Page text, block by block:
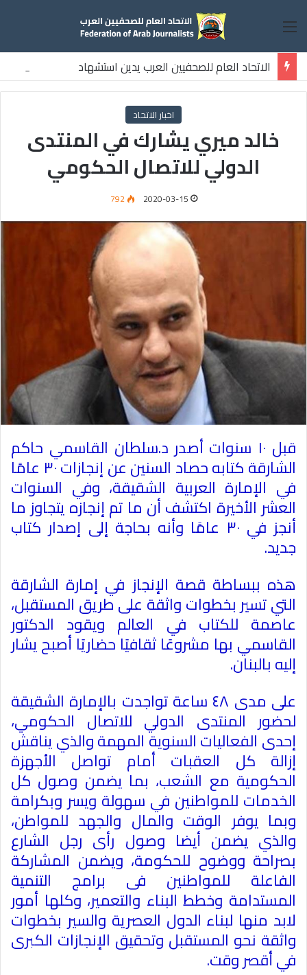
القائمة
الاتحاد العام للصحفيين العرب يدين استشهاد
ثلاثة صحفيين فلسطينيين باستهداف إسرائيلي وسط قطاع غزة
اخبار الاتحاد
خالد ميري يشارك في المنتدى
الدولي للاتصال الحكومي
2020-03-15
792
قبل ١٠ سنوات أصدر د.سلطان القاسمي حاكم
الشارقة كتابه حصاد السنين عن إنجازات ٣٠ عامًا
في الإمارة العربية الشقيقة، وفي السنوات
العشر الأخيرة اكتشف أن ما تم إنجازه يتجاوز ما
أنجز في ٣٠ عامًا وأنه بحاجة إلى إصدار كتاب
جديد.
هذه ببساطة قصة الإنجاز في إمارة الشارقة
التي تسير بخطوات واثقة على طريق المستقبل،
عاصمة للكتاب في العالم ويقود الدكتور
القاسمي بها مشروعًا ثقافيًا حضاريًا أصبح يشار
إليه بالبنان.
على مدى ٤٨ ساعة تواجدت بالإمارة الشقيقة
لحضور المنتدى الدولي للاتصال الحكومي،
إحدى الفعاليات السنوية المهمة والذي يناقش
إزالة كل العقبات أمام تواصل الأجهزة
الحكومية مع الشعب، بما يضمن وصول كل
الخدمات للمواطنين في سهولة ويسر وبكرامة
وبما يوفر الوقت والمال والجهد للمواطن،
والذي يضمن أيضا وصول رأى رجل الشارع
بصراحة ووضوح للحكومة، ويضمن المشاركة
الفاعلة للمواطنين فى برامج التنمية
المستدامة وخطط البناء والتعمير، وكلها أمور
لابد منها لبناء الدول العصرية والسير بخطوات
واثقة نحو المستقبل وتحقيق الإنجازات الكبرى
في أقصر وقت.